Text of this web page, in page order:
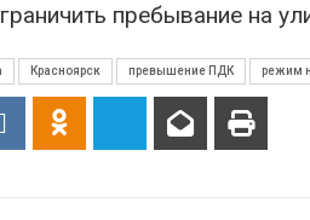
пребывание на
Красноярск превышение ПДК режим